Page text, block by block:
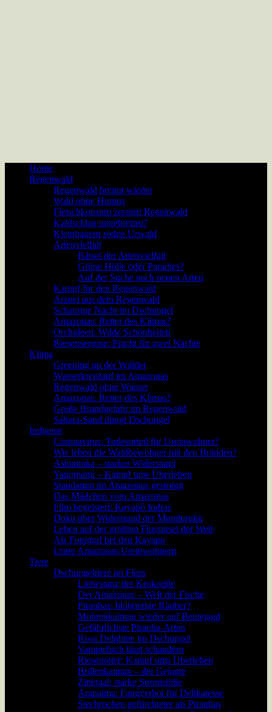
Home
Regenwald
Regenwald brennt wieder
Wald ohne Humus
Fleischkonsum zerstört Regenwald
Kahlschlag ungebremst?
Kleinbauern roden Urwald
Artenvielfalt
Rätsel der Artenvielfalt
Grüne Hölle oder Paradies?
Auf der Suche nach neuen Arten
Kampf für den Regenwald
Arznei aus dem Regenwald
Schaurige Nacht im Dschungel
Amazonas: Retter des Klimas?
Orchideen: Wilde Schönheiten
Riesenseerose: Pracht für zwei Nächte
Klima
Greening up der Wälder
Wasserkreislauf im Amazonas
Regenwald ohne Wasser
Amazonas: Retter des Klimas?
Große Brandgefahr im Regenwald
Sahara-Sand düngt Dschungel
Indigene
Coronavirus: Todesurteil für Ureinwohner?
Wie leben die Waldbewohner mit den Bränden?
Ashaninka – starker Widerstand
Yanomami – Kampf ums Überleben
Staudamm im Amazonas gestoppt
Das Mädchen vom Amazonas
Film begeistert: Kayapó Indios
Doku über Widerstand der Munduruku
Leben auf der größten Flussinsel der Welt
Als Fotograf bei den Kayapo
Unter Amazonas-Ureinwohnern
Tiere
Dschungeltiere im Fluss
Liebestanz der Krokodile
Der Amazonas – Welt der Fische
Piranhas: blutgierige Räuber?
Mohrenkaiman wieder auf Beutejagd
Gefährlichste Piranha-Arten
Rosa Delphine im Dschungel
Vampirfisch lässt schaudern
Riesenotter: Kampf ums Überleben
Brillenkaiman – der Gejagte
Zitteraal: starke Stromstöße
Arapaima: Fangverbot für Delikatesse
Stechrochen gefürchteter als Piranhas